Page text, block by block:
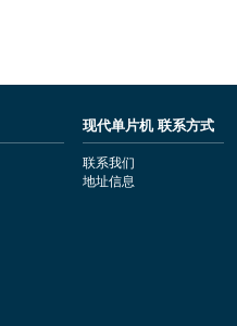
现代单片机 联系方式
联系我们
地址信息